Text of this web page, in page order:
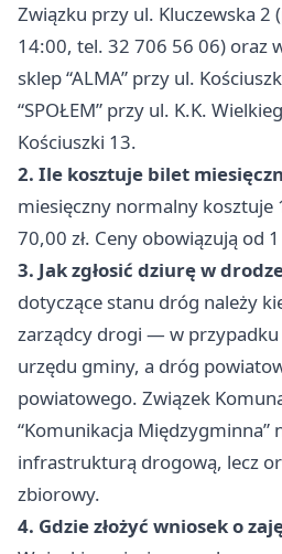
Związku przy ul. Kluczewska 2
14:00, tel. 32 706 56 06) oraz
sklep “ALMA” przy ul.
“SPOŁEM” przy ul. K.K.
Kościuszki 13.
2. Ile kosztuje bilet
miesięczny normalny kosztuje
70,00 zł. Ceny obowiązują od
3. Jak zgłosić dziurę w
dotyczące stanu dróg należy
zarządcy drogi — w
urzędu gminy, a dróg
powiatowego. Związek
“Komunikacja Międzygminna”
infrastrukturą drogową, lecz
zbiorowy.
4. Gdzie złożyć wniosek o